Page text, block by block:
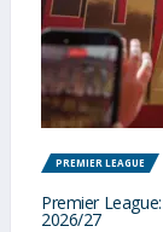
PREMIER LEAGUE
Premier
2026/27